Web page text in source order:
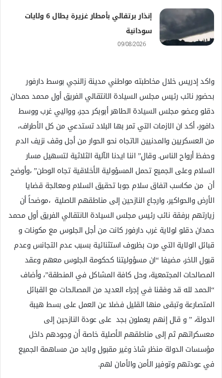
إنذار برتقالي بأمطار غزيرة يطال 6 ولايات
سودانية
09/08/2026
واكد إدريس خلال مخاطبته مواطني مدينة زالنجي بوسط دارفور
بحضور نائب رئيس مجلس السيادة الانتقالي الفريق أول محمد حمدان
دقلو وعضو مجلس السيادة الطاهر أبوبكر حجر، وواليي غرب ووسط
دافور، أكد ان الازمات التي تمر بها البلاد تستدعي من كل الأطراف،
من العسكريين والمدنيين الاتجاه نحو الحوار من أجل وقف نزيف الدم
وحفظ أرواح الناس. وقال” اننا ايدنا الآلية الثلاثية لتسهيل مسار
السلام وعلى الجميع تحمل المسؤولية الأخلاقية تجاه الوطن” ،وأوضح
أن من مكاسب اتفاق سلام جوبا تحقيق السلام ومعالجة قضايا
الأرض والحواكير، وارجاع النازحين إلى مناطقهم الاصلية ،موضحاً أن
زيارتهم برفقة نائب رئيس مجلس السيادة الانتقالي الفريق أول محمد
حمدان دقلو لولاية غرب دارفور كانت من أجل الجلوس مع مكونات و
قبائل الولاية التي مرت بظروف استثنائية بسبب عدم التجانس وعدم
قبول الاخر، مضيفا “ان مسؤوليتنا كحكومة الجلوس معهم وعقد
المصالحات المجتمعية، وحل كافة المشاكل في المنطقة”، وأضاف
“الحمد لله قد وفقنا في إجراء العديد من المصالحات مع القبائل
المتصارعة وتبقى منها القليل فضلا عن العمل على بسط هيبة
الدولة، ” و قال إنهم يعملون بجد على عودة النازحين إلى
معسكراتهم ثم إلى مناطقهم الأصلية خاصة أن وجودهم داخل
مؤسسات الدولة منظر شاذ وغير مقبول ولابد من مساهمة الجميع
في عودتهم وتوفير الأمن والأمان لهم.